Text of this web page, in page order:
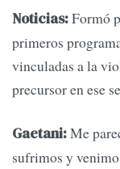
Noticias:Formó
primeros
vinculadas a la
precursor en ese
Gaetani:Me
sufrimos y